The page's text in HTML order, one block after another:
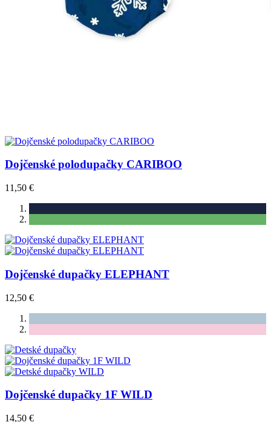
Dojčenské polodupačky CARIBOO
11,50 €
Dojčenské dupačky ELEPHANT
12,50 €
Dojčenské dupačky 1F WILD
14,50 €